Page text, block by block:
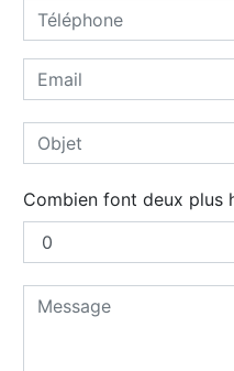
Combien font deux plus